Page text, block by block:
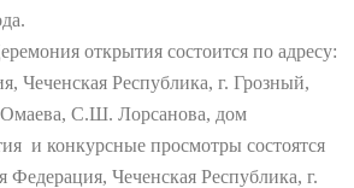
открытия состоится по адресу:
Чеченская Республика, г. Грозный,
С.Ш. Лорсанова, дом
и конкурсные просмотры состоятся
Федерация, Чеченская Республика, г.